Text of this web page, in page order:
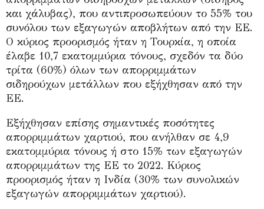
και χάλυβας), που αντιπροσωπεύουν το 55% του
συνόλου των εξαγωγών αποβλήτων από την ΕΕ.
Ο κύριος προορισμός ήταν η Τουρκία, η οποία
έλαβε 10,7 εκατομμύρια τόνους, σχεδόν τα δύο
τρίτα (60%) όλων των απορριμμάτων
σιδηρούχων μετάλλων που εξήχθησαν από την
ΕΕ.
Εξήχθησαν επίσης σημαντικές ποσότητες
απορριμμάτων χαρτιού, που ανήλθαν σε 4,9
εκατομμύρια τόνους ή στο 15% των εξαγωγών
απορριμμάτων της ΕΕ το 2022. Κύριος
προορισμός ήταν η Ινδία (30% των συνολικών
εξαγωγών απορριμμάτων χαρτιού).